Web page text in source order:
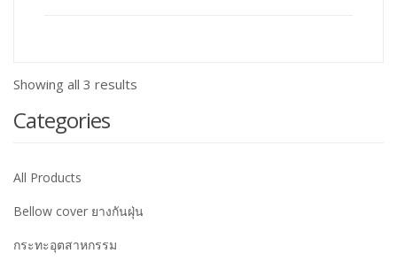
Showing all 3 results
Categories
All Products
Bellow cover ยางกันฝุ่น
กระทะอุตสาหกรรม